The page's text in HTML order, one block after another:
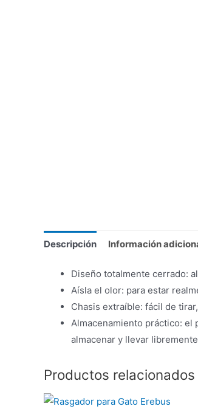
Descripción Información
Diseño totalmente cerrado:
Aísla el olor: para estar
Chasis extraíble: fácil de
Almacenamiento práctico: el
almacenar y llevar
Productos relacionados